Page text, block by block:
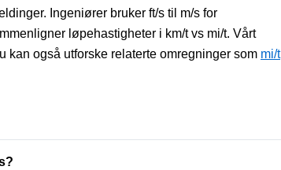
Ingeniører bruker ft/s til m/s for
løpehastigheter i km/t vs mi/t. Vårt
kan også utforske relaterte omregninger som mi/t